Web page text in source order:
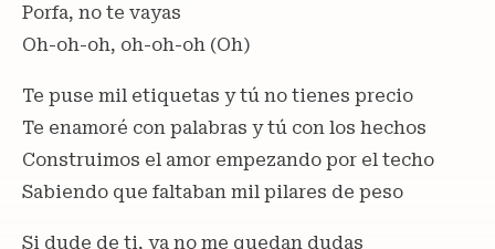
Porfa, no te vayas
Oh-oh-oh, oh-oh-oh (Oh)
Te puse mil etiquetas y tú no tienes precio
Te enamoré con palabras y tú con los hechos
Construimos el amor empezando por el techo
Sabiendo que faltaban mil pilares de peso
Si dude de ti, ya no me quedan dudas